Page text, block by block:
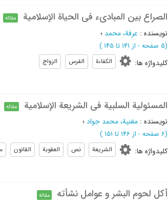
الصراع بین المبادیء فی الحیاة الإسلامیة مقاله
نویسنده : عرفة، محمد ؛
(‎5 صفحه - از 141 تا 145 )
کلیدواژه ها: الکفاءة الفرس الزواج
المسئولیة السلبیة فی الشریعة الإسلامیة مقاله
نویسنده : مغنیة، محمد جواد؛
(‎6 صفحه - از 146 تا 151 )
کلیدواژه ها: الشریعة نص العقوبة القانون
أکل لحوم البشر و عوامل نشأته مقاله